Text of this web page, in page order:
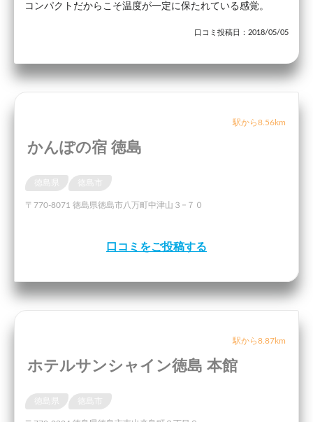
コンパクトだからこそ温度が一定に保たれている感覚。
口コミ投稿日：2018/05/05
駅から8.56km
かんぽの宿 徳島
〒770-8071 徳島県徳島市八万町中津山３−７０
口コミをご投稿する
駅から8.87km
ホテルサンシャイン徳島 本館